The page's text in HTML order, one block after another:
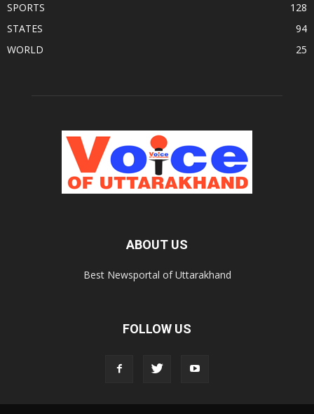
SPORTS
128
STATES
94
WORLD
25
ABOUT US
Best Newsportal of Uttarakhand
FOLLOW US